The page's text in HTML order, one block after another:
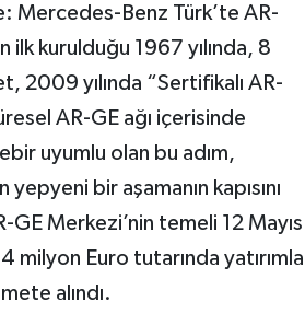
Mercedes-Benz Türk’te AR-
ilk kurulduğu 1967 yılında, 8
2009 yılında “Sertifikalı AR-
AR-GE ağı içerisinde
uyumlu olan bu adım,
bir aşamanın kapısını
Merkezi’nin temeli 12 Mayıs
milyon Euro tutarında yatırımla
alındı.